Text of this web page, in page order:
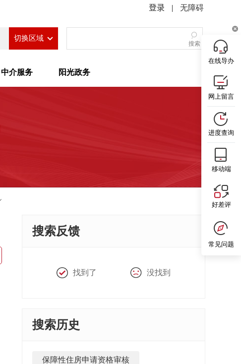
| 无障碍
切换区域
搜索
中介服务 阳光政务
在线导办
网上留言
进度查询
移动端
好差评
常见问题
搜索反馈
找到了 没找到
搜索历史
保障性住房申请资格审核